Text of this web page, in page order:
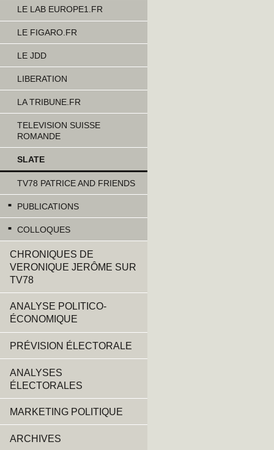
LE LAB EUROPE1.FR
LE FIGARO.FR
LE JDD
LIBERATION
LA TRIBUNE.FR
TELEVISION SUISSE
ROMANDE
SLATE
TV78 PATRICE AND FRIENDS
PUBLICATIONS
COLLOQUES
CHRONIQUES DE
VERONIQUE JERÔME SUR
TV78
ANALYSE POLITICO-
ÉCONOMIQUE
PRÉVISION ÉLECTORALE
ANALYSES
ÉLECTORALES
MARKETING POLITIQUE
ARCHIVES